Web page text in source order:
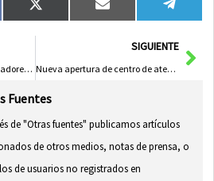
Compartir
en
X
(Twitter)
Compartir
en
Email
en
Personas Normales, Trabajadores Incansables
SIGUIENTE
Nueva apertura de centro de atención a mujeres víctimas de violencia sexual en Guadalajara para finales de octubre
Fuentes
de "Otras fuentes" publicamos artículos
de otros medios, notas de prensa, o
de usuarios no registrados en